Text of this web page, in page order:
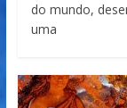
do mundo,
uma